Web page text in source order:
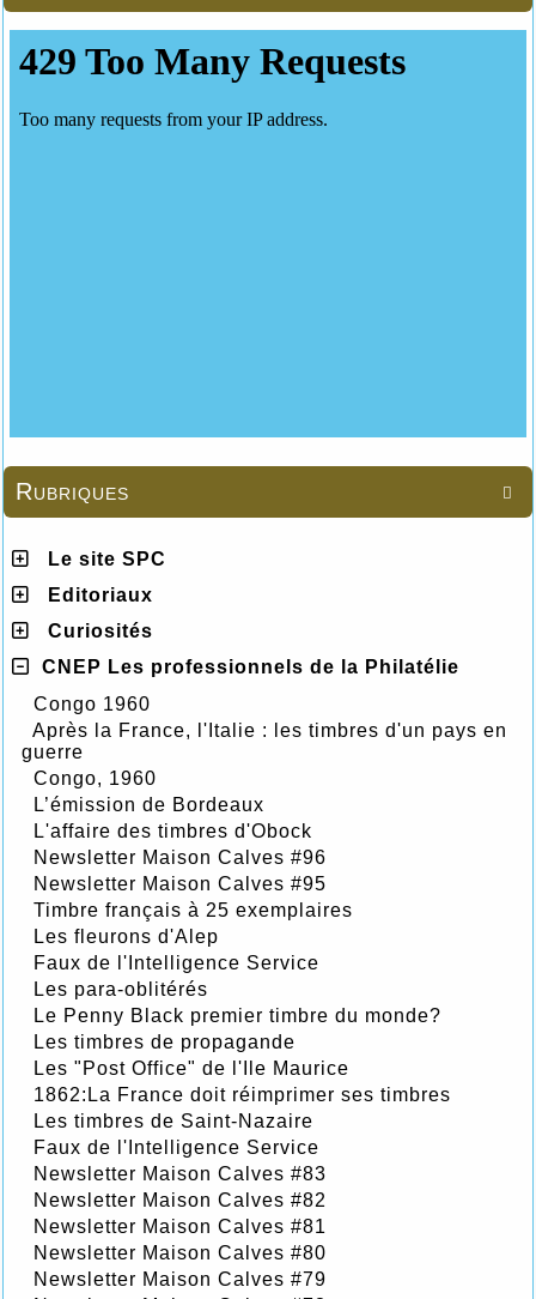

Rubriques
Le site SPC
Editoriaux
Curiosités
CNEP Les professionnels de la Philatélie
Congo 1960
Après la France, l'Italie : les timbres d'un pays en
guerre
Congo, 1960
L’émission de Bordeaux
L'affaire des timbres d'Obock
Newsletter Maison Calves #96
Newsletter Maison Calves #95
Timbre français à 25 exemplaires
Les fleurons d'Alep
Faux de l'Intelligence Service
Les para-oblitérés
Le Penny Black premier timbre du monde?
Les timbres de propagande
Les "Post Office" de l'Ile Maurice
1862:La France doit réimprimer ses timbres
Les timbres de Saint-Nazaire
Faux de l'Intelligence Service
Newsletter Maison Calves #83
Newsletter Maison Calves #82
Newsletter Maison Calves #81
Newsletter Maison Calves #80
Newsletter Maison Calves #79